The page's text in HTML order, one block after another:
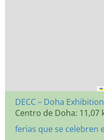
DECC – Doha
Centro de Doha: 11,07
ferias que se celebren